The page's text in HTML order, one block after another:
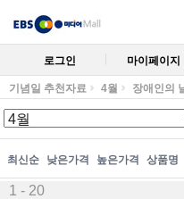
로그인 마이페이지
기념일 추천자료 4월 장애인의
최신순 낮은가격 높은가격 상품명
1 - 20